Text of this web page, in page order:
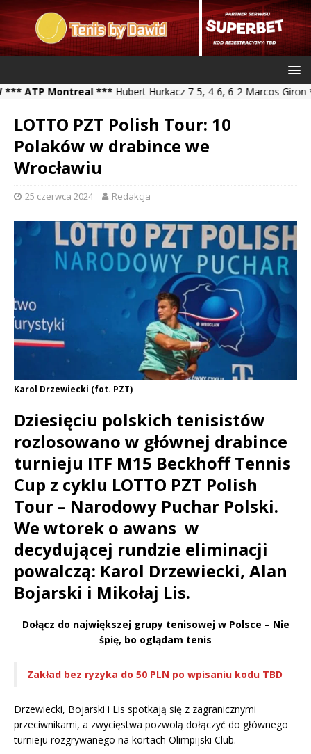
Montreal ***Hubert Hurkacz 7-5, 4-6, 6-2 Marcos Giron ***
LOTTO PZT Polish Tour: 10
Polaków w drabince we
Wrocławiu
25 czerwca 2024 Redakcja
Karol Drzewiecki (fot. PZT)
Dziesięciu polskich tenisistów
rozlosowano w głównej drabince
turnieju ITF M15 Beckhoff Tennis
Cup z cyklu LOTTO PZT Polish
Tour – Narodowy Puchar Polski.
We wtorek o awans w
decydującej rundzie eliminacji
powalczą: Karol Drzewiecki, Alan
Bojarski i Mikołaj Lis.
Dołącz do największej grupy tenisowej w Polsce – Nie
śpię, bo oglądam tenis
Zakład bez ryzyka do 50 PLN po wpisaniu kodu TBD
Drzewiecki, Bojarski i Lis spotkają się z zagranicznymi
przeciwnikami, a zwycięstwa pozwolą dołączyć do głównego
turnieju rozgrywanego na kortach Olimpijski Club.